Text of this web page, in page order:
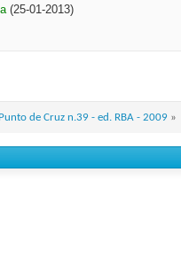
(25-01-2013)
Punto de Cruz n.39 - ed. RBA - 2009 »